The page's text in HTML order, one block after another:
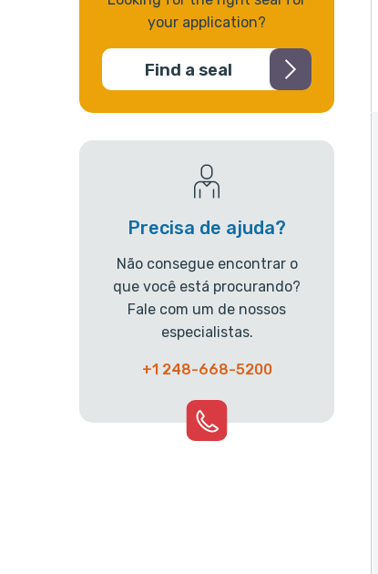
your application?
Find a seal
Precisa de ajuda?
Não consegue encontrar o
que você está procurando?
Fale com um de nossos
especialistas.
+1 248-668-5200